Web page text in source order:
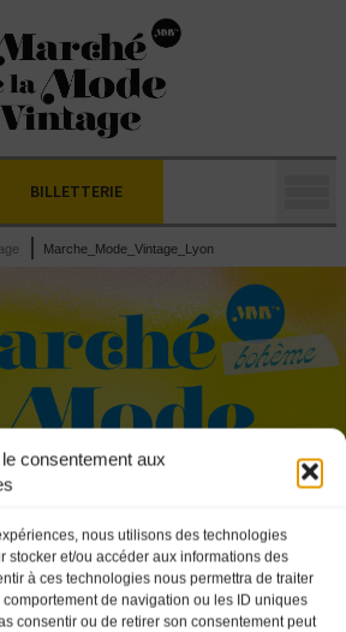
consentement aux
nous utilisons des technologies
stocker et/ou accéder aux informations des
à ces technologies nous permettra de traiter
de navigation ou les ID uniques
consentir ou de retirer son consentement peut
BILLETTERIE
Marche_Mode_Vintage_Lyon